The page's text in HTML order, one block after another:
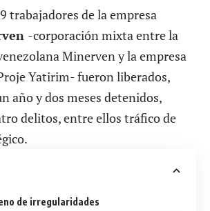
trabajadores de la empresa
-corporación mixta entre la
Minerven y la empresa
Yatirim- fueron liberados,
año y dos meses detenidos,
delitos, entre ellos tráfico de
de irregularidades